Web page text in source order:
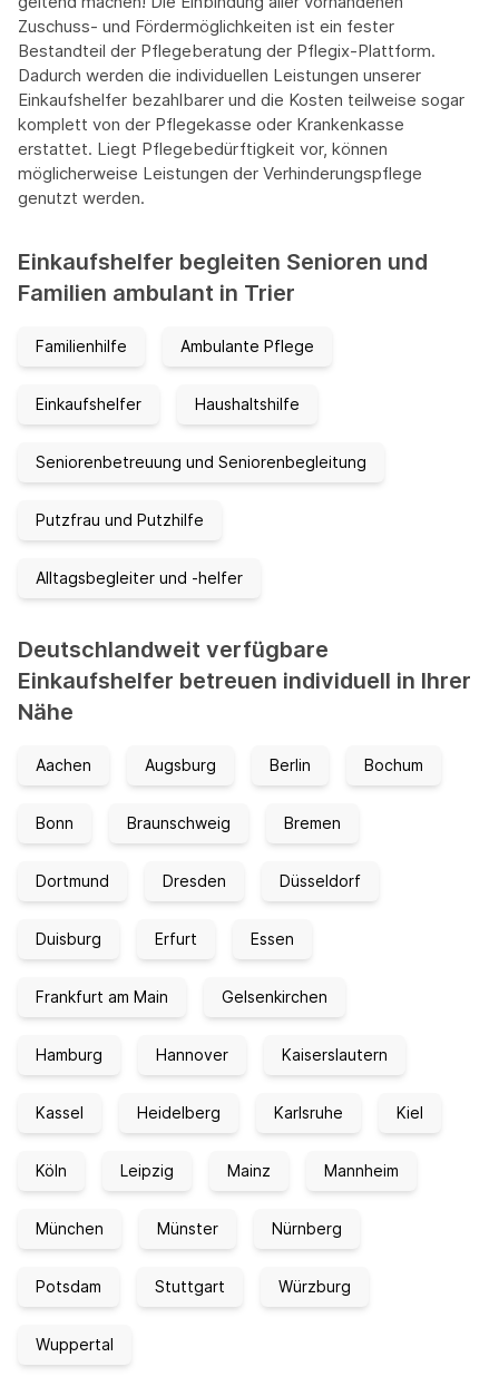
Zuschuss- und Fördermöglichkeiten ist ein fester
Bestandteil der Pflegeberatung der Pflegix-Plattform.
Dadurch werden die individuellen Leistungen unserer
Einkaufshelfer bezahlbarer und die Kosten teilweise sogar
komplett von der Pflegekasse oder Krankenkasse
erstattet. Liegt Pflegebedürftigkeit vor, können
möglicherweise Leistungen der Verhinderungspflege
genutzt werden.
Einkaufshelfer begleiten Senioren und
Familien ambulant in Trier
Familienhilfe Ambulante Pflege
Einkaufshelfer Haushaltshilfe
Seniorenbetreuung und Seniorenbegleitung
Putzfrau und Putzhilfe
Alltagsbegleiter und -helfer
Deutschlandweit verfügbare
Einkaufshelfer betreuen individuell in Ihrer
Nähe
Aachen Augsburg Berlin Bochum
Bonn Braunschweig Bremen
Dortmund Dresden Düsseldorf
Duisburg Erfurt Essen
Frankfurt am Main Gelsenkirchen
Hamburg Hannover Kaiserslautern
Kassel Heidelberg Karlsruhe Kiel
Köln Leipzig Mainz Mannheim
München Münster Nürnberg
Potsdam Stuttgart Würzburg
Wuppertal